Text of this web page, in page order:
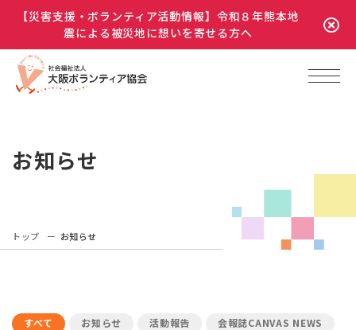
【災害支援・ボランティア活動情報】令和８年熊本地
震による被災地に想いを寄せる方へ
お知らせ
トップ お知らせ
すべて お知らせ 活動報告 会報誌CANVAS NEWS